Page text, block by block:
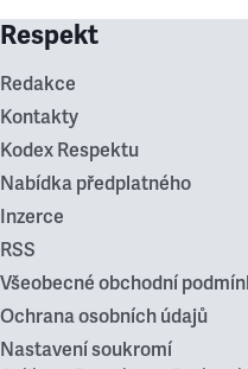
Respekt
Redakce
Kontakty
Kodex Respektu
Nabídka předplatného
Inzerce
RSS
Všeobecné obchodní
Ochrana osobních údajů
Nastavení soukromí